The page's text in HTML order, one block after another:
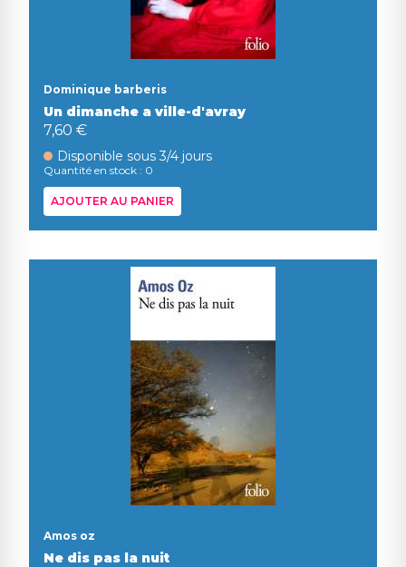
Dominique barberis
Un dimanche a ville-d'avray
7,60 €
Disponible sous 3/4 jours
Quantité en stock : 0
AJOUTER AU PANIER
Amos oz
Ne dis pas la nuit